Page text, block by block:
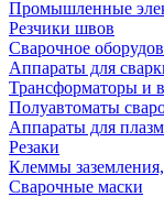
Промышленные
Резчики швов
Сварочное
Аппараты для
Трансформаторы и
Полуавтоматы
Аппараты для
Резаки
Клеммы
Сварочные маски